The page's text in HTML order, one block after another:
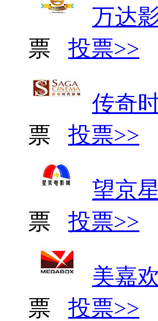
万达
票
投票>>
传奇
票
投票>>
望京
票
投票>>
美嘉
票
投票>>